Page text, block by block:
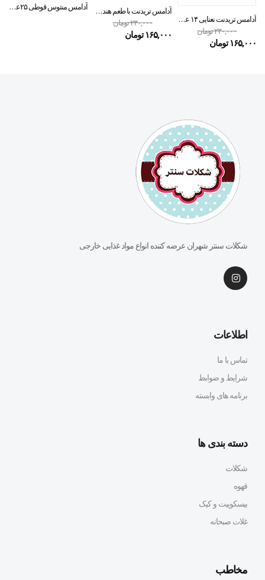
آدامس تریدنت نعنایی ۱۴ عددی
۲۳۰,۰۰۰تومان
۱۶۵,۰۰۰ تومان
آدامس تریدنت با طعم هندوانه ۱۴ عددی
۲۳۰,۰۰۰تومان
۱۶۵,۰۰۰ تومان
آدامس منتوس قوطی ۲۵عددی
شکلات سنتر شهران عرضه کننده انواع مواد غذایی خارجی
اطلاعات
تماس با ما
شرایط و ضوابط
برنامه های وابسته
دسته بندی ها
شکلات
قهوه
بیسکوییت و کیک
غلات صبحانه
مخاطب